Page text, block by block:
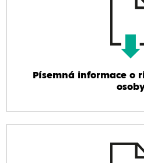
Písemná informace o